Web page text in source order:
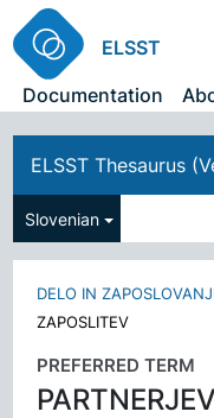
ELSST
Documentation
ELSST Thesaurus
Slovenian
DELO IN
ZAPOSLITEV
PREFERRED TERM